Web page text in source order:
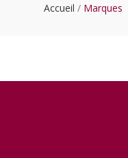
Accueil Marques